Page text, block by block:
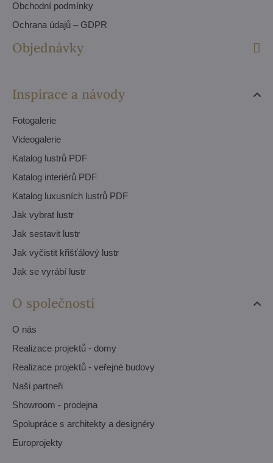
Obchodní podmínky
Ochrana údajů – GDPR
Objednávky
Inspirace a návody
Fotogalerie
Videogalerie
Katalog lustrů PDF
Katalog interiérů PDF
Katalog luxusních lustrů PDF
Jak vybrat lustr
Jak sestavit lustr
Jak vyčistit křišťálový lustr
Jak se vyrábí lustr
O společnosti
O nás
Realizace projektů - domy
Realizace projektů - veřejné budovy
Naši partneři
Showroom - prodejna
Spolupráce s architekty a designéry
Europrojekty